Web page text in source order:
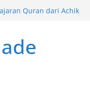
Quran dari Sala
Quran dari Achik
Quran dari Niza